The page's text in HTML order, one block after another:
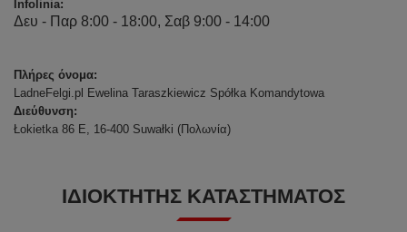
Infolinia:
Δευ - Παρ 8:00 - 18:00, Σαβ 9:00 - 14:00
Πλήρες όνομα:
LadneFelgi.pl Ewelina Taraszkiewicz Spółka Komandytowa
Διεύθυνση:
Łokietka 86 E, 16-400 Suwałki (Πολωνία)
ΙΔΙΟΚΤΉΤΗΣ ΚΑΤΑΣΤΉΜΑΤΟΣ